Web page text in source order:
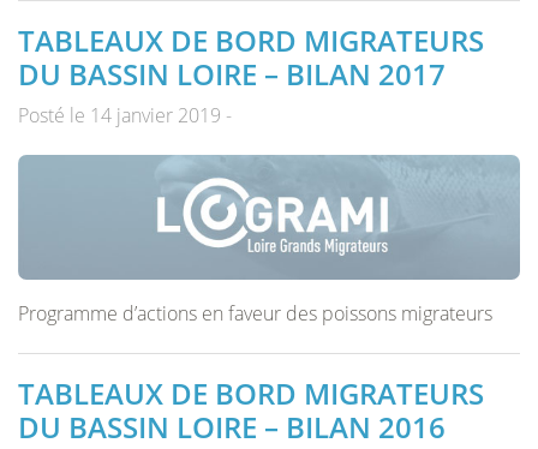
TABLEAUX DE BORD MIGRATEURS
DU BASSIN LOIRE – BILAN 2017
Posté le 14 janvier 2019 -
Programme d’actions en faveur des poissons migrateurs
TABLEAUX DE BORD MIGRATEURS
DU BASSIN LOIRE – BILAN 2016